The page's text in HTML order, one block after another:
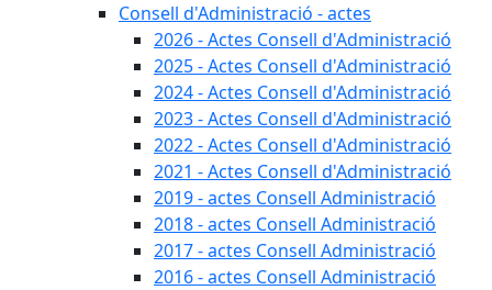
Consell d'Administració - actes
2026 - Actes Consell d'Administració
2025 - Actes Consell d'Administració
2024 - Actes Consell d'Administració
2023 - Actes Consell d'Administració
2022 - Actes Consell d'Administració
2021 - Actes Consell d'Administració
2019 - actes Consell Administració
2018 - actes Consell Administració
2017 - actes Consell Administració
2016 - actes Consell Administració